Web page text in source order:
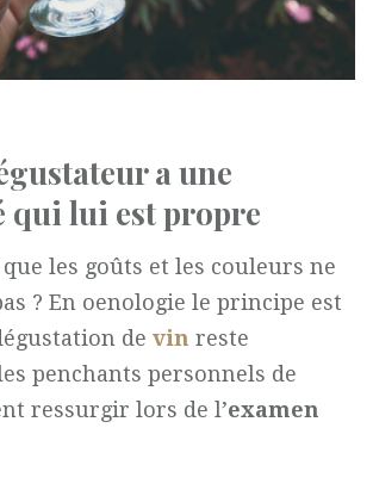
a une
qui lui est propre
les goûts et les couleurs ne
? En oenologie le principe est
de vin reste
penchants personnels de
ressurgir lors de l’examen